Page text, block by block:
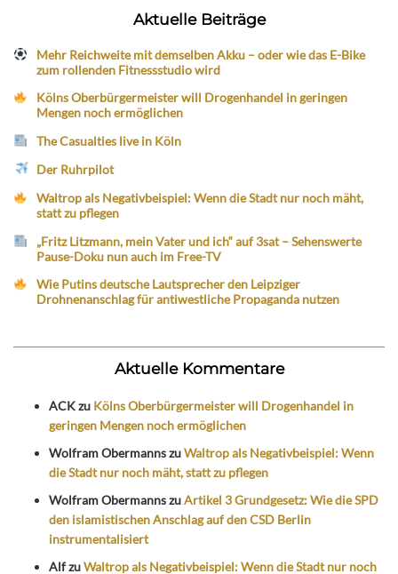
Aktuelle Beiträge
Mehr Reichweite mit demselben Akku – oder wie das E-Bike
zum rollenden Fitnessstudio wird
Kölns Oberbürgermeister will Drogenhandel in geringen
Mengen noch ermöglichen
The Casualties live in Köln
Der Ruhrpilot
Waltrop als Negativbeispiel: Wenn die Stadt nur noch mäht,
statt zu pflegen
„Fritz Litzmann, mein Vater und ich“ auf 3sat – Sehenswerte
Pause-Doku nun auch im Free-TV
Wie Putins deutsche Lautsprecher den Leipziger
Drohnenanschlag für antiwestliche Propaganda nutzen
Aktuelle Kommentare
ACKzu Kölns Oberbürgermeister will Drogenhandel in
geringen Mengen noch ermöglichen
Wolfram ObermannszuWaltrop als Negativbeispiel: Wenn
die Stadt nur noch mäht, statt zu pflegen
Wolfram ObermannszuArtikel 3 Grundgesetz: Wie die SPD
den islamistischen Anschlag auf den CSD Berlin
instrumentalisiert
AlfzuWaltrop als Negativbeispiel: Wenn die Stadt nur noch